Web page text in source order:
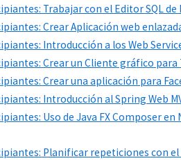
Trabajar con el Editor SQL de
Crear Aplicación web
Introducción a los Web
Crear un Cliente gráfico
Crear una aplicación para
Introducción al Spring Web
Uso de Java FX Composer en
Planificar repeticiones con el